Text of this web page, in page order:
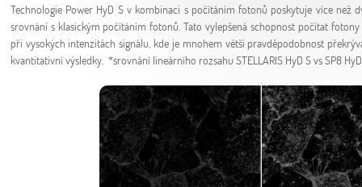
Technologie Power HyD S v kombinaci s počítáním fotonů poskytuje více než
srovnání s klasickým počítáním fotonů. Tato vylepšená schopnost počítat
při vysokých intenzitách signálu, kde je mnohem větší pravděpodobnost
kvantitativní výsledky. *srovnání lineárního rozsahu STELLARIS HyD S vs SP8